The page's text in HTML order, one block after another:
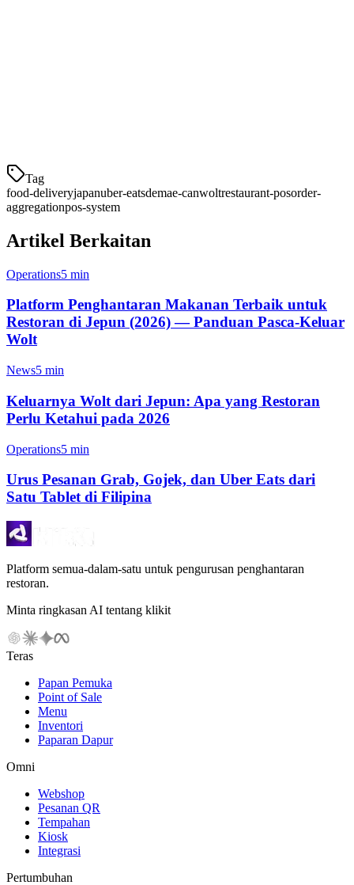
Tag
food-deliveryjapanuber-eatsdemae-canwoltrestaurant-posorder-
aggregationpos-system
Artikel Berkaitan
Operations5 min
Platform Penghantaran Makanan Terbaik untuk
Restoran di Jepun (2026) — Panduan Pasca-Keluar
Wolt
News5 min
Keluarnya Wolt dari Jepun: Apa yang Restoran
Perlu Ketahui pada 2026
Operations5 min
Urus Pesanan Grab, Gojek, dan Uber Eats dari
Satu Tablet di Filipina
Platform semua-dalam-satu untuk pengurusan penghantaran
restoran.
Minta ringkasan AI tentang klikit
Teras
Papan Pemuka
Point of Sale
Menu
Inventori
Paparan Dapur
Omni
Webshop
Pesanan QR
Tempahan
Kiosk
Integrasi
Pertumbuhan